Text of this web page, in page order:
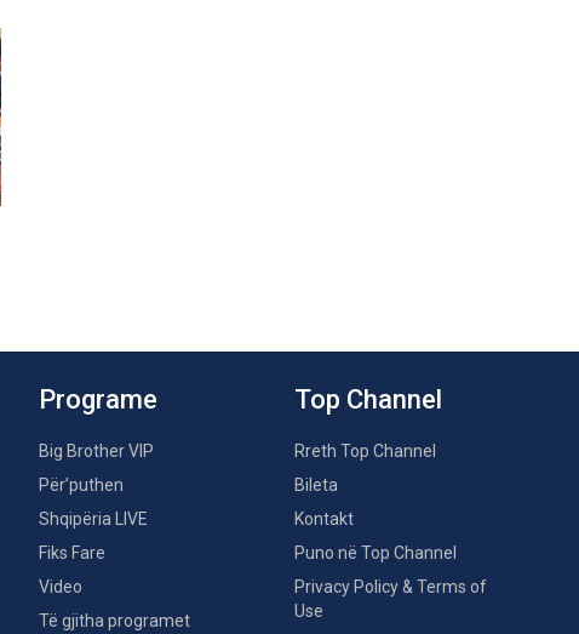
Programe
Big Brother VIP
Për’puthen
Shqipëria LIVE
Fiks Fare
Video
Të gjitha programet
Top Channel
Rreth Top Channel
Bileta
Kontakt
Puno në Top Channel
Privacy Policy & Terms of
Use